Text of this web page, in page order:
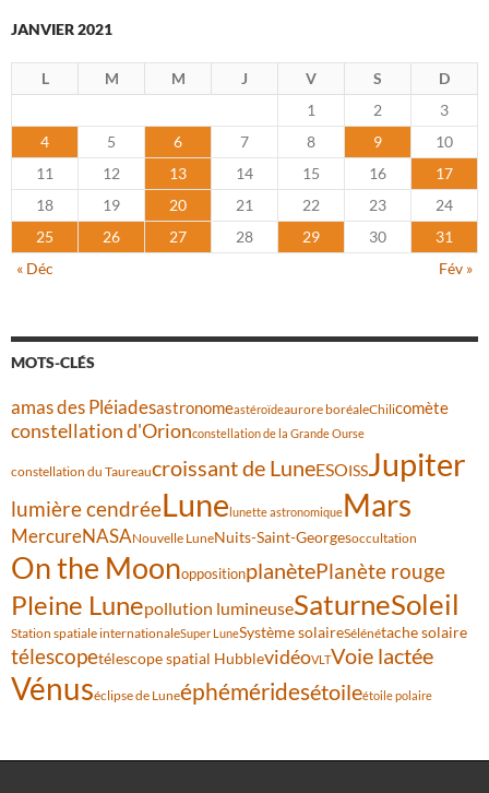
JANVIER 2021
L M M J V S
D
1
2
3
4
5 6 7 8 9
10
11
12 13 14 15 16
17
18
19 20 21 22 23
24
25
26 27 28 29 30
31
« Déc
Fév »
MOTS-CLÉS
amas des Pléiadesastronomeastéroïdeaurore boréaleChilicomète
constellation d'Orionconstellation de la Grande Ourse
constellation du Taureaucroissant de LuneESOISSJupiter
lumière cendréeLunelunette astronomiqueMars
MercureNASANouvelle LuneNuits-Saint-Georgesoccultation
On the MoonoppositionplanètePlanète rouge
Pleine Lunepollution lumineuseSaturneSoleil
Station spatiale internationaleSuper LuneSystème solaireSélénétache solaire
télescopetélescope spatial HubblevidéoVLTVoie lactée
Vénuséclipse de Luneéphéméridesétoileétoile polaire